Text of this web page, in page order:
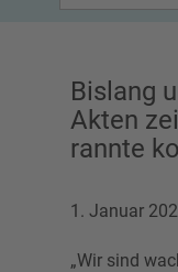
Bislang
Akten
rannte
1. Januar
„Wir sind